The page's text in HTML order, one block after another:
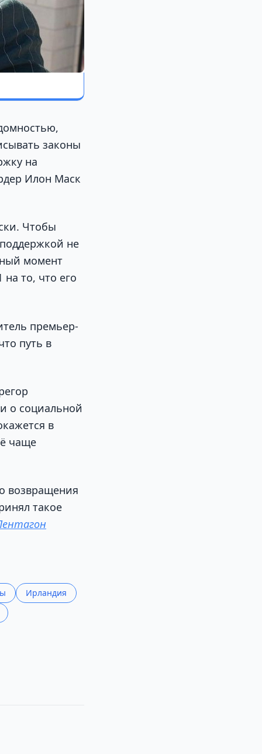
законы
на
Илон Маск
Чтобы
не
момент
то, что его
премьер-
путь в
о социальной
в
чаще
возвращения
такое
Ирландия